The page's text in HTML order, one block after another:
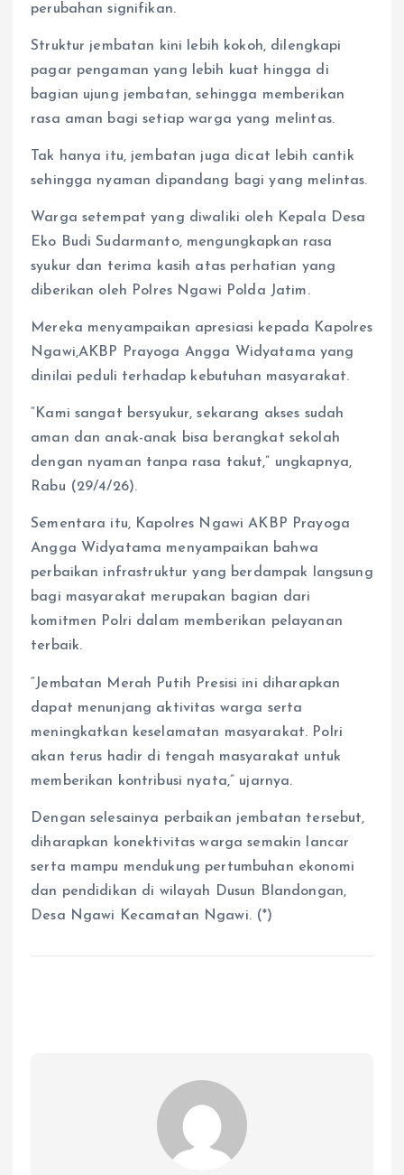
perubahan signifikan.
Struktur jembatan kini lebih kokoh, dilengkapi
pagar pengaman yang lebih kuat hingga di
bagian ujung jembatan, sehingga memberikan
rasa aman bagi setiap warga yang melintas.
Tak hanya itu, jembatan juga dicat lebih cantik
sehingga nyaman dipandang bagi yang melintas.
Warga setempat yang diwaliki oleh Kepala Desa
Eko Budi Sudarmanto, mengungkapkan rasa
syukur dan terima kasih atas perhatian yang
diberikan oleh Polres Ngawi Polda Jatim.
Mereka menyampaikan apresiasi kepada Kapolres
Ngawi,AKBP Prayoga Angga Widyatama yang
dinilai peduli terhadap kebutuhan masyarakat.
“Kami sangat bersyukur, sekarang akses sudah
aman dan anak-anak bisa berangkat sekolah
dengan nyaman tanpa rasa takut,” ungkapnya,
Rabu (29/4/26).
Sementara itu, Kapolres Ngawi AKBP Prayoga
Angga Widyatama menyampaikan bahwa
perbaikan infrastruktur yang berdampak langsung
bagi masyarakat merupakan bagian dari
komitmen Polri dalam memberikan pelayanan
terbaik.
“Jembatan Merah Putih Presisi ini diharapkan
dapat menunjang aktivitas warga serta
meningkatkan keselamatan masyarakat. Polri
akan terus hadir di tengah masyarakat untuk
memberikan kontribusi nyata,” ujarnya.
Dengan selesainya perbaikan jembatan tersebut,
diharapkan konektivitas warga semakin lancar
serta mampu mendukung pertumbuhan ekonomi
dan pendidikan di wilayah Dusun Blandongan,
Desa Ngawi Kecamatan Ngawi. (*)